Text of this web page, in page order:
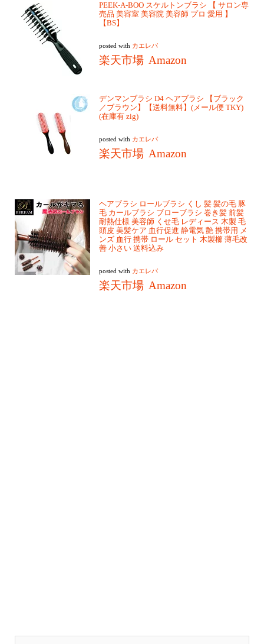
PEEK-A-BOO スケルトンブラシ 【 サロン専
売品 美容室 美容院 美容師 プロ 愛用 】
【BS】
posted with カエレバ
楽天市場 Amazon
デンマンブラシ D4 ヘアブラシ 【ブラック
／ブラウン】【送料無料】(メール便 TKY)
(在庫有 zig)
posted with カエレバ
楽天市場 Amazon
ヘアブラシ ロールブラシ くし 髪 髪の毛 豚
毛 カールブラシ ブローブラシ 巻き髪 前髪
耐熱仕様 美容師 くせ毛 レディース 木製 毛
頭皮 美髪ケア 血行促進 静電気 艶 携帯用 メ
ンズ 血行 携帯 ロール セット 木製櫛 薄毛改
善 小さい 送料込み
posted with カエレバ
楽天市場 Amazon